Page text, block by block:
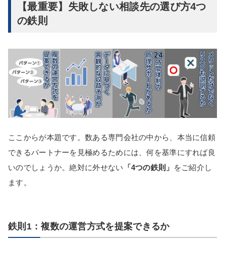
【最重要】失敗しない相談先の選び方4つ
の鉄則
ここからが本題です。数ある専門会社の中から、本当に信頼
できるパートナーを見極めるためには、何を基準にすれば良
いのでしょうか。絶対に外せない 「4つの鉄則」
をご紹介し
ます。
鉄則1：複数の運営方式を提案できるか